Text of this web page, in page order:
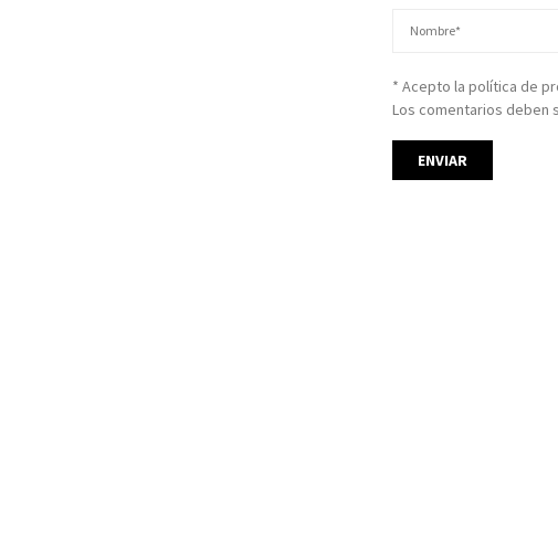
* Acepto la política de
Los comentarios deben